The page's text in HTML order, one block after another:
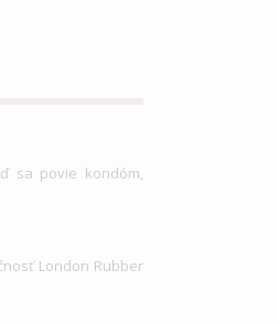
sa povie kondóm,
London Rubber